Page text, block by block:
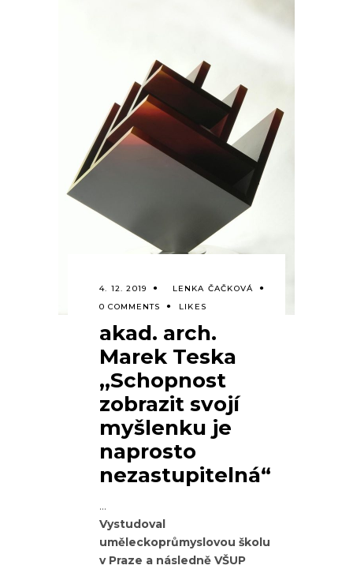
4. 12. 2019
LENKA ČAČKOVÁ
0 COMMENTS
LIKES
akad. arch.
Marek Teska
,,Schopnost
zobrazit svojí
myšlenku je
naprosto
nezastupitelná“
Vystudoval
uměleckoprůmyslovou školu
v Praze a následně VŠUP